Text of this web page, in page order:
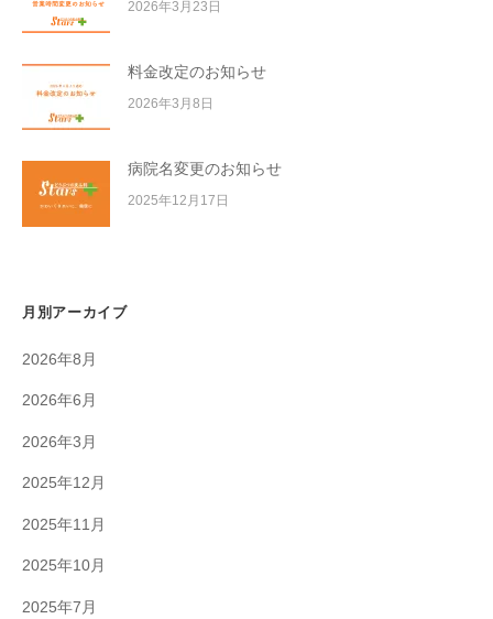
2026年3月23日
料金改定のお知らせ
2026年3月8日
病院名変更のお知らせ
2025年12月17日
月別アーカイブ
2026年8月
2026年6月
2026年3月
2025年12月
2025年11月
2025年10月
2025年7月